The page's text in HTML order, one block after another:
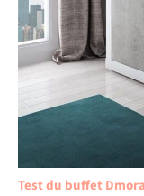
Test du buffet